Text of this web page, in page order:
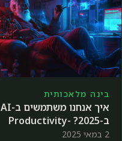
בינה מלאכותית
איך אנחנו משתמשים ב-AI
ב-2025? Productivity-
Out, Well-Being-IN
2 במאי 2025